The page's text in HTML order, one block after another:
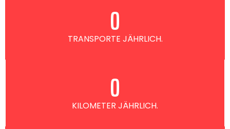
TRANSPORTE JÄHRLICH.
0
KILOMETER JÄHRLICH.
0